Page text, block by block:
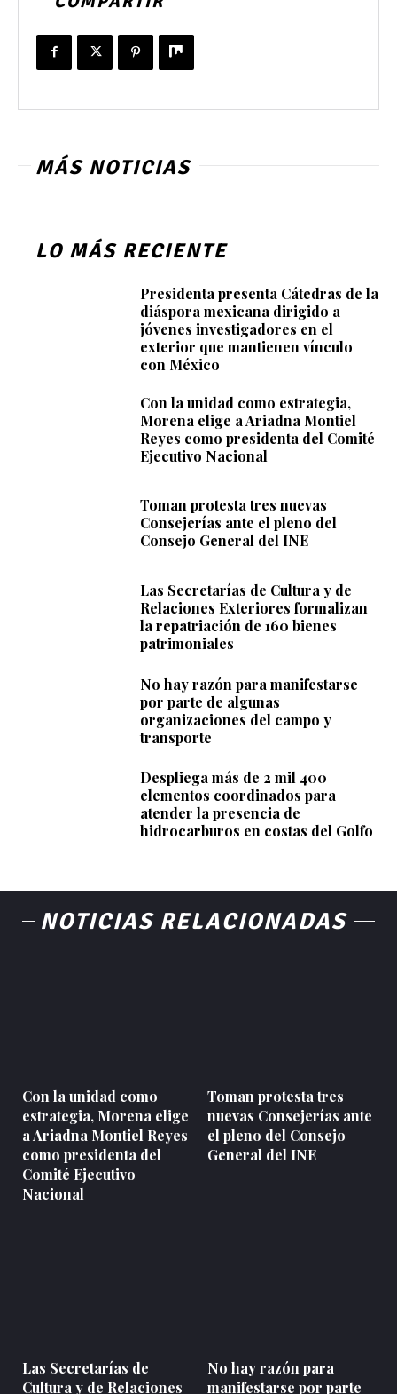
MÁS NOTICIAS
LO MÁS RECIENTE
Presidenta presenta Cátedras de la
diáspora mexicana dirigido a
jóvenes investigadores en el
exterior que mantienen vínculo
con México
Con la unidad como estrategia,
Morena elige a Ariadna Montiel
Reyes como presidenta del Comité
Ejecutivo Nacional
Toman protesta tres nuevas
Consejerías ante el pleno del
Consejo General del INE
Las Secretarías de Cultura y de
Relaciones Exteriores formalizan
la repatriación de 160 bienes
patrimoniales
No hay razón para manifestarse
por parte de algunas
organizaciones del campo y
transporte
Despliega más de 2 mil 400
elementos coordinados para
atender la presencia de
hidrocarburos en costas del Golfo
NOTICIAS RELACIONADAS
Con la unidad como
estrategia, Morena elige
a Ariadna Montiel Reyes
como presidenta del
Comité Ejecutivo
Nacional
Toman protesta tres
nuevas Consejerías ante
el pleno del Consejo
General del INE
Las Secretarías de
Cultura y de Relaciones
No hay razón para
manifestarse por parte